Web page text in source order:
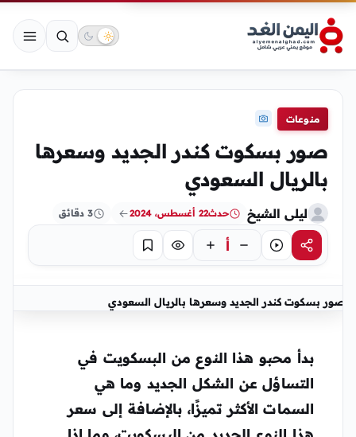
منوعات
صور بسكوت كندر الجديد وسعرها
بالريال السعودي
ليلى الشيخ حدث22 أغسطس، 2024 3 دقائق
مشاركةاستماع أ تركيز حفظ
صور بسكوت كندر الجديد وسعرها بالريال السعودي
بدأ محبو هذا النوع من البسكويت في
التساؤل عن الشكل الجديد وما هي
السمات الأكثر تميزًا، بالإضافة إلى سعر